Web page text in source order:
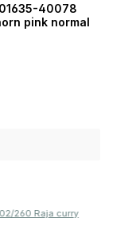
40078
pink normal